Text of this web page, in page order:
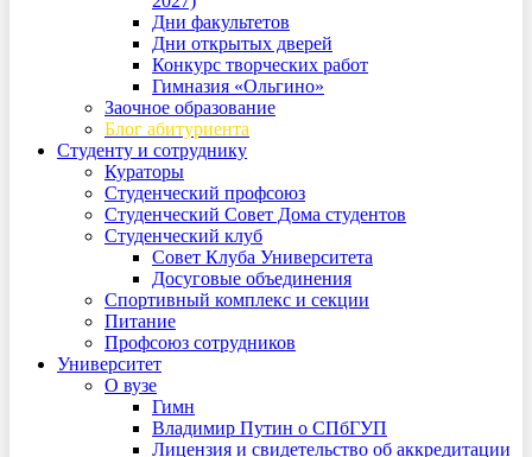
Дни факультетов
Дни открытых дверей
Конкурс творческих работ
Гимназия «Ольгино»
Заочное образование
Блог абитуриента
Студенту и сотруднику
Кураторы
Студенческий профсоюз
Студенческий Совет Дома студентов
Студенческий клуб
Совет Клуба Университета
Досуговые объединения
Спортивный комплекс и секции
Питание
Профсоюз сотрудников
Университет
О вузе
Гимн
Владимир Путин о СПбГУП
Лицензия и свидетельство об аккредитации